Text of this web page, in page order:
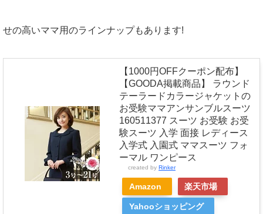
せの高いママ用のラインナップもあります!
【1000円OFFクーポン配布】
【GOODA掲載商品】 ラウンド
テーラードカラージャケットの
お受験ママアンサンブルスーツ
160511377 スーツ お受験 お受
験スーツ 入学 面接 レディース
入学式 入園式 ママスーツ フォ
ーマル ワンピース
created by Rinker
Amazon 楽天市場
Yahooショッピング